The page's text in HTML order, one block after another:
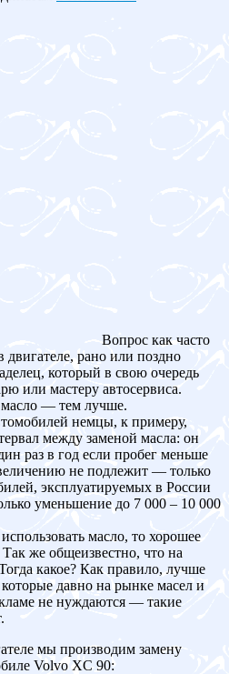
Вопрос как часто
двигателе, рано или поздно
который в свою очередь
или мастеру автосервиса.
— тем лучше.
немцы, к примеру,
между заменой масла: он
раз в год если пробег меньше
не подлежит — только
эксплуатируемых в России
уменьшение до 7 000 – 10 000
масло, то хорошее
же общеизвестно, что на
какое? Как правило, лучше
давно на рынке масел и
не нуждаются — такие
мы производим замену
Volvo XC 90: